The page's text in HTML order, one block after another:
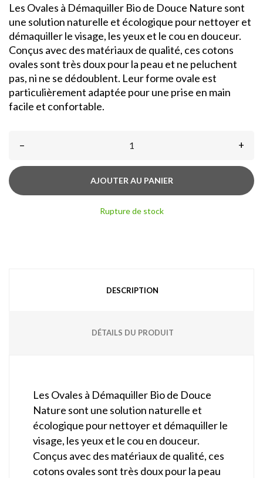
Les Ovales à Démaquiller Bio de Douce Nature sont
une solution naturelle et écologique pour nettoyer et
démaquiller le visage, les yeux et le cou en douceur.
Conçus avec des matériaux de qualité, ces cotons
ovales sont très doux pour la peau et ne peluchent
pas, ni ne se dédoublent. Leur forme ovale est
particulièrement adaptée pour une prise en main
facile et confortable.
– +
AJOUTER AU PANIER
Rupture de stock
DESCRIPTION
DÉTAILS DU PRODUIT
Les Ovales à Démaquiller Bio de Douce
Nature sont une solution naturelle et
écologique pour nettoyer et démaquiller le
visage, les yeux et le cou en douceur.
Conçus avec des matériaux de qualité, ces
cotons ovales sont très doux pour la peau